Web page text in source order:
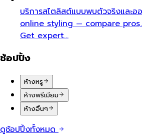
บริการสไตลิสต์แบบพบตัวจริงและอ
online styling — compare
Get expert…
ช้อปปิ้ง
ห้างหรู
ห้างพรีเมียม
ห้างอื่นๆ
ดูช้อปปิ้งทั้งหมด